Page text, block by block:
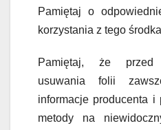
Pamiętaj o
korzystania z tego
Pamiętaj, że przed
usuwania folii
informacje producenta i
metody na